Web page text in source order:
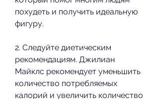
похудеть и получить идеальную
фигуру.
2. Следуйте диетическим
рекомендациям. Джилиан
Майклс рекомендует уменьшить
количество потребляемых
калорий и увеличить количество